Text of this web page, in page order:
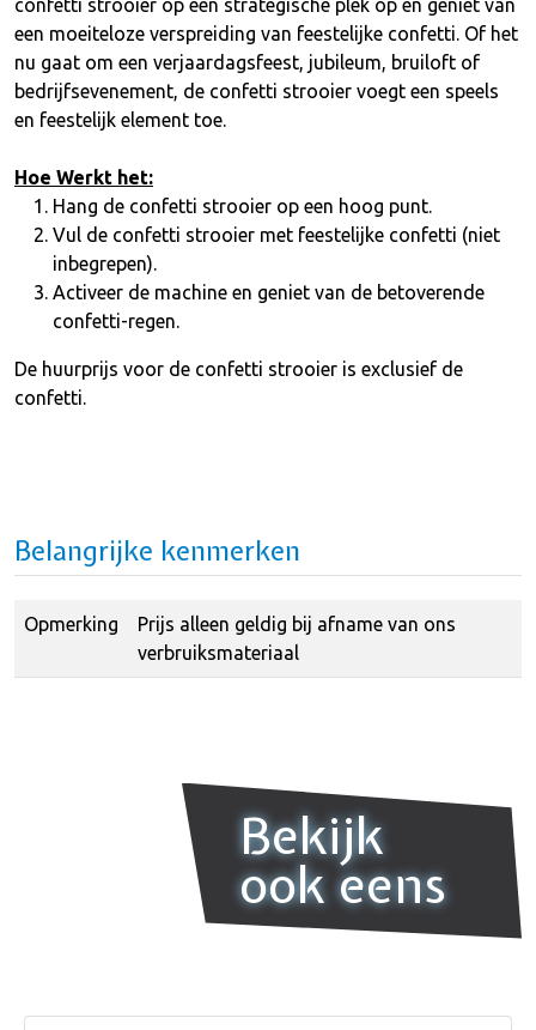
een moeiteloze verspreiding van feestelijke confetti. Of het
nu gaat om een verjaardagsfeest, jubileum, bruiloft of
bedrijfsevenement, de confetti strooier voegt een speels
en feestelijk element toe.
Hoe Werkt het:
Hang de confetti strooier op een hoog punt.
Vul de confetti strooier met feestelijke confetti (niet
inbegrepen).
Activeer de machine en geniet van de betoverende
confetti-regen.
De huurprijs voor de confetti strooier is exclusief de
confetti.
Belangrijke kenmerken
Opmerking
Prijs alleen geldig bij afname van ons
verbruiksmateriaal
Bekijk
ook eens